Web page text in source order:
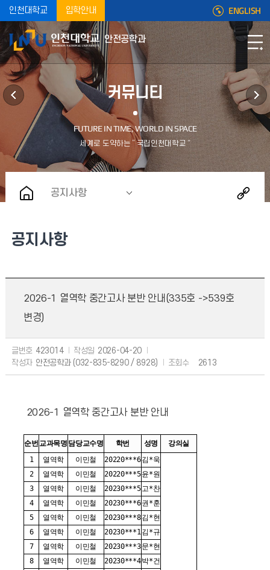
인천대학교 입학안내 ENGLISH
안전공학과
커뮤니티
공지사항
공지사항
2026-1 열역학 중간고사 분반 안내(335호 ->539호
변경)
글번호 423014 작성일 2026-04-20
작성자 안전공학과 (032-835-8290 / 8928) 조회수 2613
2026-1 열역학 중간고사 분반 안내
순번 교과목명 담당교수명 학번 성명
강의실
1
열역학 이민철 20220***6김*욱
2 열역학 이민철 20220***5윤*원
3
열역학 이민철 20230***5고*찬
4
열역학 이민철 20230***6권*훈
5
열역학 이민철 20230***8김*현
6
열역학 이민철 20230***1김*규
7
열역학 이민철 20230***3문*현
8
열역학 이민철 20230***4박*건